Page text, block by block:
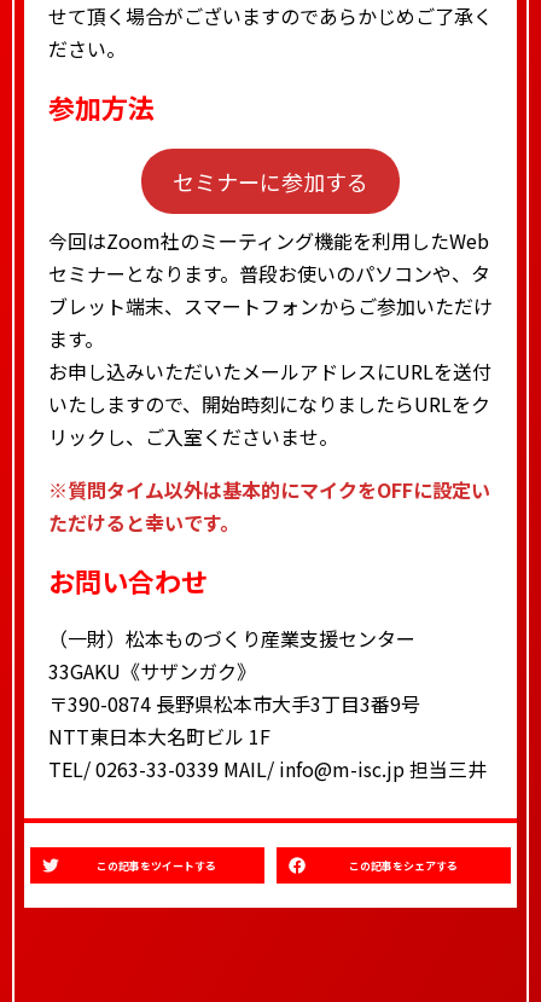
せて頂く場合がございますのであらかじめご了承く
ださい。
参加方法
セミナーに参加する
今回はZoom社のミーティング機能を利用したWeb
セミナーとなります。普段お使いのパソコンや、タ
ブレット端末、スマートフォンからご参加いただけ
ます。
お申し込みいただいたメールアドレスにURLを送付
いたしますので、開始時刻になりましたらURLをク
リックし、ご入室くださいませ。
※質問タイム以外は基本的にマイクをOFFに設定い
ただけると幸いです。
お問い合わせ
（一財）松本ものづくり産業支援センター
33GAKU《サザンガク》
〒390-0874 長野県松本市大手3丁目3番9号
NTT東日本大名町ビル 1F
TEL/ 0263-33-0339 MAIL/ info@m-isc.jp 担当三井
この記事をツイートする この記事をシェアする